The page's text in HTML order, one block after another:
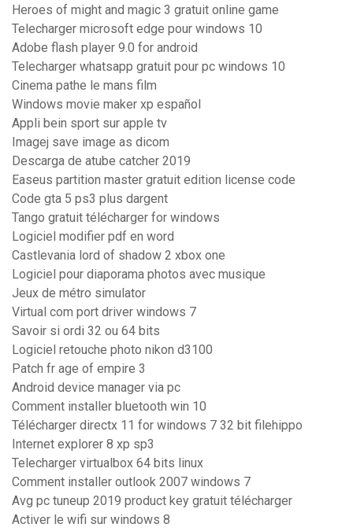
Heroes of might and magic 3 gratuit online game
Telecharger microsoft edge pour windows 10
Adobe flash player 9.0 for android
Telecharger whatsapp gratuit pour pc windows 10
Cinema pathe le mans film
Windows movie maker xp español
Appli bein sport sur apple tv
Imagej save image as dicom
Descarga de atube catcher 2019
Easeus partition master gratuit edition license code
Code gta 5 ps3 plus dargent
Tango gratuit télécharger for windows
Logiciel modifier pdf en word
Castlevania lord of shadow 2 xbox one
Logiciel pour diaporama photos avec musique
Jeux de métro simulator
Virtual com port driver windows 7
Savoir si ordi 32 ou 64 bits
Logiciel retouche photo nikon d3100
Patch fr age of empire 3
Android device manager via pc
Comment installer bluetooth win 10
Télécharger directx 11 for windows 7 32 bit filehippo
Internet explorer 8 xp sp3
Telecharger virtualbox 64 bits linux
Comment installer outlook 2007 windows 7
Avg pc tuneup 2019 product key gratuit télécharger
Activer le wifi sur windows 8